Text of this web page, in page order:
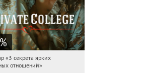
%
Получили:
«3 секрета ярких
отношений»